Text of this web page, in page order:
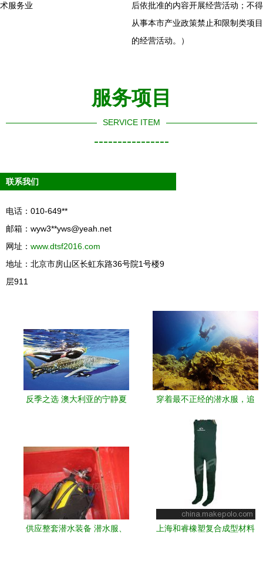
术服务业
后依批准的内容开展经营活动；不得
从事本市产业政策禁止和限制类项目
的经营活动。）
服务项目
SERVICE ITEM
----------------
联系我们
电话：010-649**
邮箱：wyw3**yws@yeah.net
网址： www.dtsf2016.com
地址：北京市房山区长虹东路36号院1号楼9
层911
反季之选 澳大利亚的宁静夏
穿着最不正经的潜水服，追
日记
供应整套潜水装备 潜水服、
上海和睿橡塑复合成型材料